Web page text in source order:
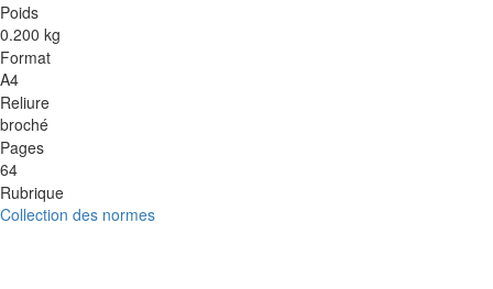
Poids
0.200 kg
Format
A4
Reliure
broché
Pages
64
Rubrique
Collection des normes